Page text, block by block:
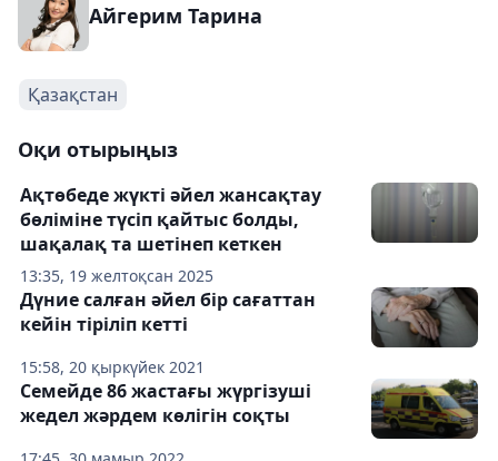
Айгерим Тарина
Қазақстан
Оқи отырыңыз
13:35, 19 желтоқсан 2025
Ақтөбеде жүкті әйел жансақтау
бөліміне түсіп қайтыс болды,
шақалақ та шетінеп кеткен
15:58, 20 қыркүйек 2021
Дүние салған әйел бір сағаттан
кейін тіріліп кетті
Семейде 86 жастағы жүргізуші
жедел жәрдем көлігін соқты